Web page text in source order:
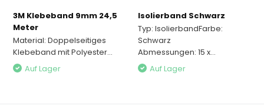
3M Klebeband 9mm 24,5
Meter
Material: Doppelseitiges
Klebeband mit Polyester...
Auf Lager
Isolierband Schwarz
Typ: IsolierbandFarbe:
Schwarz
Abmessungen: 15 x...
Auf Lager